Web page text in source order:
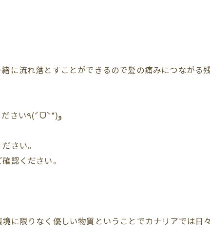
に流れ落とすことができるので髪の痛みにつながる
是非レヴィッシュシリーズ、アイラからお試しください٩(ˊᗜˋ*)و
さい。
認ください。
に限りなく優しい物質ということでカナリアでは日